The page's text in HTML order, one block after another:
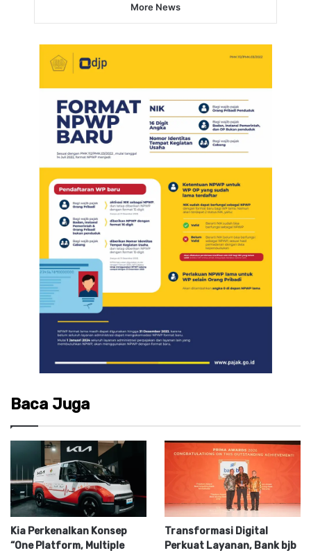
More News
Baca Juga
Kia Perkenalkan Konsep
“One Platform, Multiple
Transformasi Digital
Perkuat Layanan, Bank bjb